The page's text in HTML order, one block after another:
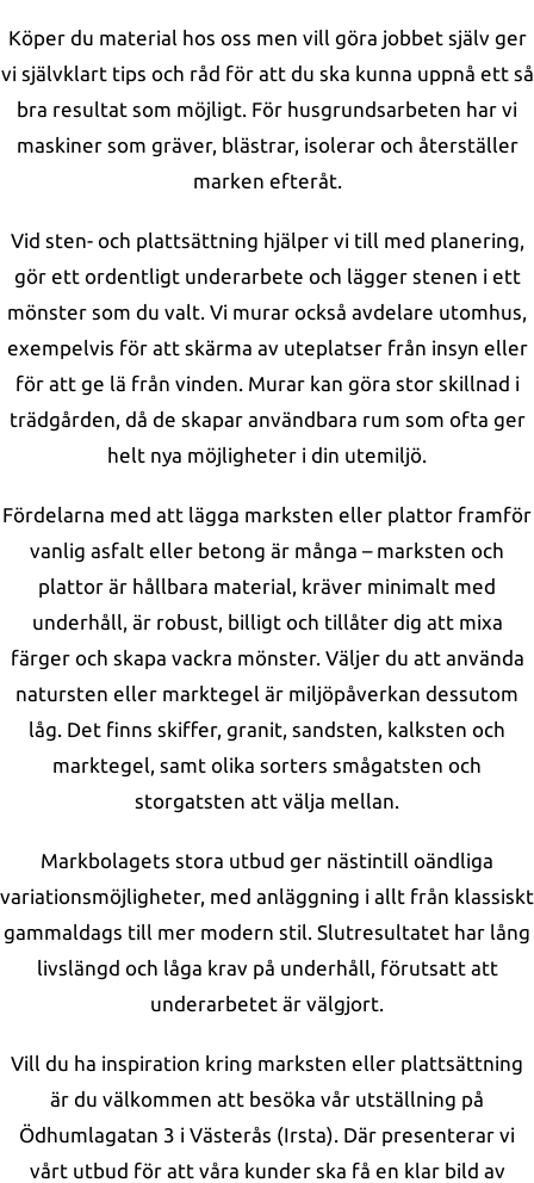
Köper du material hos oss men vill göra jobbet själv ger
vi självklart tips och råd för att du ska kunna uppnå ett så
bra resultat som möjligt. För husgrundsarbeten har vi
maskiner som gräver, blästrar, isolerar och återställer
marken efteråt.
Vid sten- och plattsättning hjälper vi till med planering,
gör ett ordentligt underarbete och lägger stenen i ett
mönster som du valt. Vi murar också avdelare utomhus,
exempelvis för att skärma av uteplatser från insyn eller
för att ge lä från vinden. Murar kan göra stor skillnad i
trädgården, då de skapar användbara rum som ofta ger
helt nya möjligheter i din utemiljö.
Fördelarna med att lägga marksten eller plattor framför
vanlig asfalt eller betong är många – marksten och
plattor är hållbara material, kräver minimalt med
underhåll, är robust, billigt och tillåter dig att mixa
färger och skapa vackra mönster. Väljer du att använda
natursten eller marktegel är miljöpåverkan dessutom
låg. Det finns skiffer, granit, sandsten, kalksten och
marktegel, samt olika sorters smågatsten och
storgatsten att välja mellan.
Markbolagets stora utbud ger nästintill oändliga
variationsmöjligheter, med anläggning i allt från klassiskt
gammaldags till mer modern stil. Slutresultatet har lång
livslängd och låga krav på underhåll, förutsatt att
underarbetet är välgjort.
Vill du ha inspiration kring marksten eller plattsättning
är du välkommen att besöka vår utställning på
Ödhumlagatan 3 i Västerås (Irsta). Där presenterar vi
vårt utbud för att våra kunder ska få en klar bild av